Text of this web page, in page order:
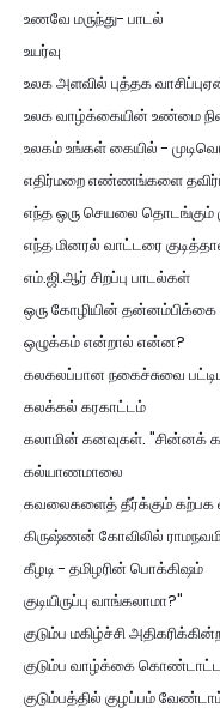
உணவே மருந்து- பாடல்
உயர்வு
உலக அளவில் புத்தக
உலக வாழ்க்கையின் உண்மை
உலகம் உங்கள் கையில் -
எதிர்மறை எண்ணங்களை
எந்த ஒரு செயலை
எந்த மினரல் வாட்டரை
எம்.ஜி.ஆர் சிறப்பு பாடல்கள்
ஒரு கோழியின் தன்னம்பிக்கை
ஒழுக்கம் என்றால் என்ன?
கலகலப்பான நகைச்சுவை
கலக்கல் கரகாட்டம்
கலாமின் கனவுகள். "சின்னக்
கல்யாணமாலை
கவலைகளைத் தீர்க்கும் கற்பக
கிருஷ்ணன் கோவிலில்
கீழடி - தமிழரின் பொக்கிஷம்
குடியிருப்பு வாங்கலாமா?"
குடும்ப மகிழ்ச்சி
குடும்ப வாழ்க்கை
குடும்பத்தில் குழப்பம்